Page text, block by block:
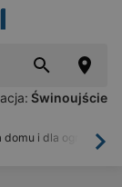
Świnoujście
domu i dla ogrodu